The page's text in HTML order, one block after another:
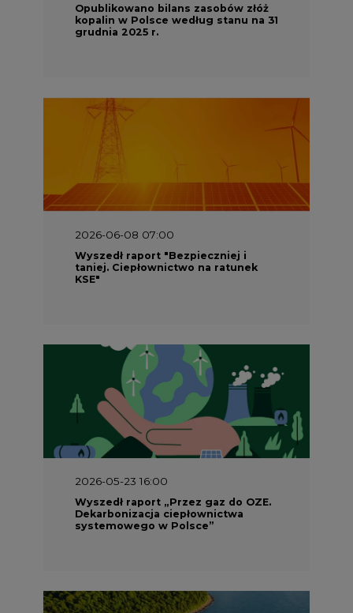
2026-06-08 07:00
taniej. Ciepłownictwo na ratunek
KSE"
2026-05-23 16:00
Wyszedł raport „Przez gaz do OZE.
Dekarbonizacja ciepłownictwa
systemowego w Polsce”